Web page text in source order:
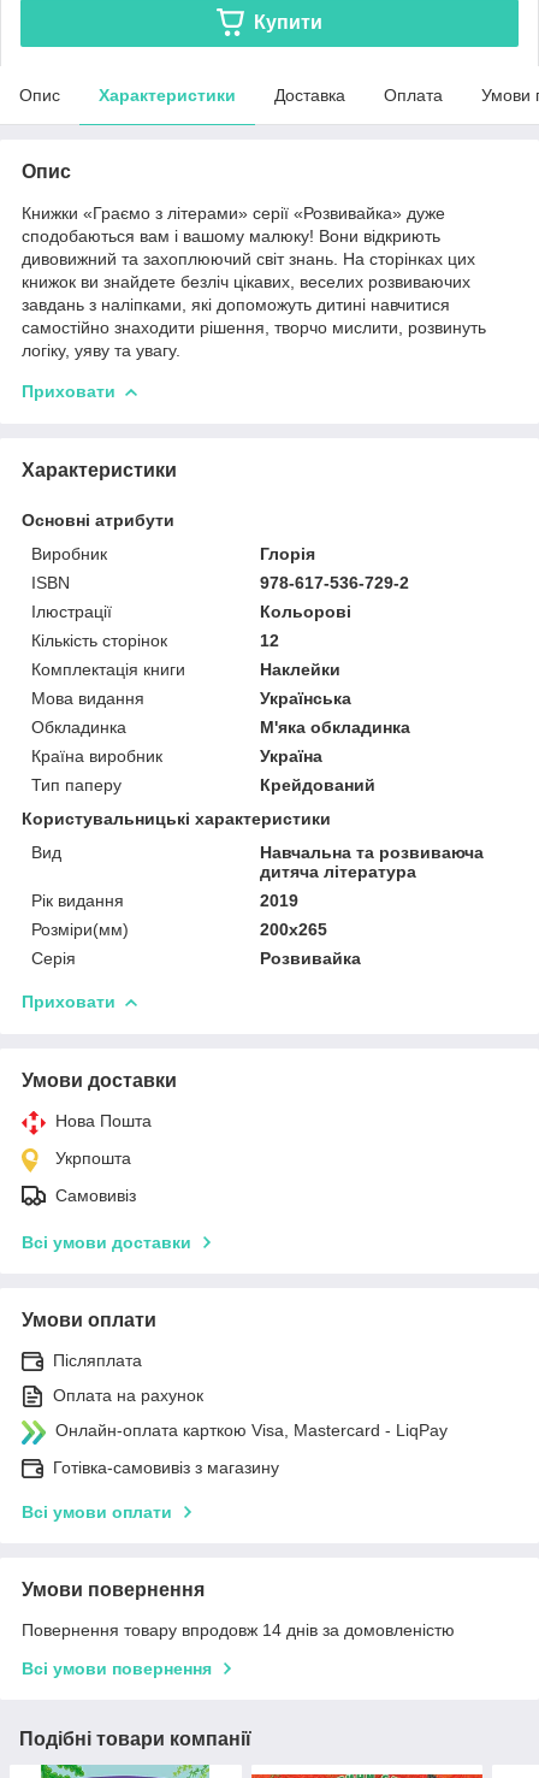
Купити
Опис Характеристики Доставка Оплата Умови
Опис
Книжки «Граємо з літерами» серії «Розвивайка» дуже
сподобаються вам і вашому малюку! Вони відкриють
дивовижний та захоплюючий світ знань. На сторінках цих
книжок ви знайдете безліч цікавих, веселих розвиваючих
завдань з наліпками, які допоможуть дитині навчитися
самостійно знаходити рішення, творчо мислити, розвинуть
логіку, уяву та увагу.
Приховати
Характеристики
Основні атрибути
Виробник
Глорія
ISBN
978-617-536-729-2
Ілюстрації
Кольорові
Кількість сторінок
12
Комплектація книги
Наклейки
Мова видання
Українська
Обкладинка
М'яка обкладинка
Країна виробник
Україна
Тип паперу
Крейдований
Користувальницькі характеристики
Вид
Навчальна та розвиваюча
дитяча література
Рік видання
2019
Розміри(мм)
200х265
Серія
Розвивайка
Приховати
Умови доставки
Нова Пошта
Укрпошта
Самовивіз
Всі умови доставки
Умови оплати
Післяплата
Оплата на рахунок
Онлайн-оплата карткою Visa, Mastercard - LiqPay
Готівка-самовивіз з магазину
Всі умови оплати
Умови повернення
Повернення товару впродовж 14 днів за домовленістю
Всі умови повернення
Подібні товари компанії